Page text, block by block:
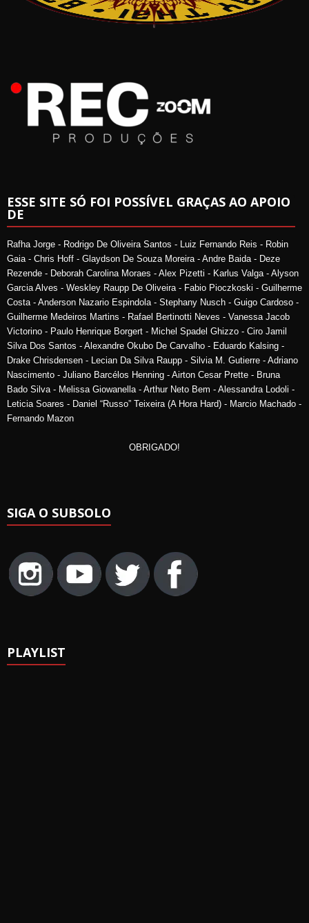
ESSE SITE SÓ FOI POSSÍVEL GRAÇAS AO APOIO
DE
Rafha Jorge - Rodrigo De Oliveira Santos - Luiz Fernando Reis - Robin
Gaia - Chris Hoff - Glaydson De Souza Moreira - Andre Baida - Deze
Rezende - Deborah Carolina Moraes - Alex Pizetti - Karlus Valga - Alyson
Garcia Alves - Weskley Raupp De Oliveira - Fabio Pioczkoski - Guilherme
Costa - Anderson Nazario Espindola - Stephany Nusch - Guigo Cardoso -
Guilherme Medeiros Martins - Rafael Bertinotti Neves - Vanessa Jacob
Victorino - Paulo Henrique Borgert - Michel Spadel Ghizzo - Ciro Jamil
Silva Dos Santos - Alexandre Okubo De Carvalho - Eduardo Kalsing -
Drake Chrisdensen - Lecian Da Silva Raupp - Silvia M. Gutierre - Adriano
Nascimento - Juliano Barcélos Henning - Airton Cesar Prette - Bruna
Bado Silva - Melissa Giowanella - Arthur Neto Bem - Alessandra Lodoli -
Leticia Soares - Daniel “Russo” Teixeira (A Hora Hard) - Marcio Machado -
Fernando Mazon
OBRIGADO!
SIGA O SUBSOLO
PLAYLIST